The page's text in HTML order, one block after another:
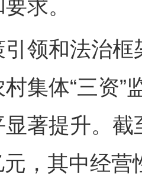
求。
和法治框
集体“三资
著提升。
，其中经
实施 从